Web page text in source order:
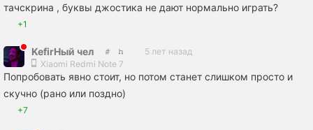
тачскрина , буквы джостика не дают нормально играть?
+1
KefirНый чел
5 лет назад
Xiaomi Redmi Note 7
Попробовать явно стоит, но потом станет слишком просто и
скучно (рано или поздно)
+7